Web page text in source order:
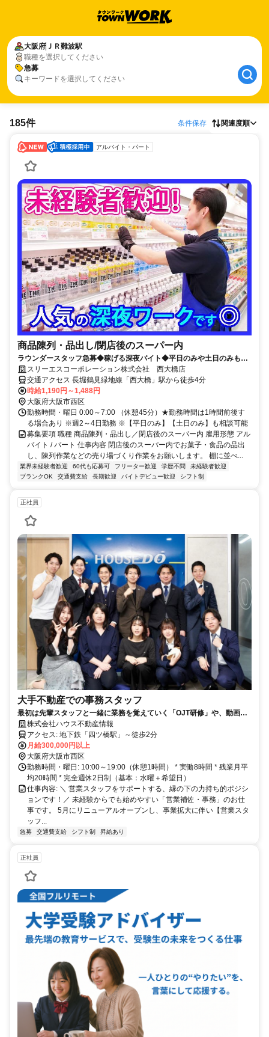
大阪府 ＪＲ難波駅
職種を選択してください
急募
キーワードを選択してください
185件 条件保存 関連度順
アルバイト・パート
商品陳列・品出し/閉店後のスーパー内
ラウンダースタッフ急募◆稼げる深夜バイト◆平日のみや土日のみも相
談可能なので働きやすさ抜群です◆
スリーエスコーポレーション株式会社 西大橋店
交通アクセス 長堀鶴見緑地線「西大橋」駅から徒歩4分
時給1,190円～1,488円
大阪府大阪市西区
勤務時間・曜日 0:00～7:00 （休憩45分）★勤務時間は1時間前後す
る場合あり ※週2～4日勤務 ※【平日のみ】【土日のみ】も相談可能
募集要項 職種 商品陳列・品出し／閉店後のスーパー内 雇用形態 アル
バイト / パート 仕事内容 閉店後のスーパー内でお菓子・食品の品出
し、陳列作業などの売り場づくり作業をお願いします。 棚に並べ...
業界未経験者歓迎 60代も応募可 フリーター歓迎 学歴不問
未経験者歓迎
ブランクOK
交通費支給 長期歓迎 バイトデビュー歓迎 シフト制
正社員
大手不動産での事務スタッフ
最初は先輩スタッフと一緒に業務を覚えていく「OJT研修」や、動画マ
ニュアルも完備。PC入力に自信がない方も、簡単な操作からスタートで
きるのでご安心ください。
株式会社ハウス不動産情報
アクセス: 地下鉄「四ツ橋駅」～徒歩2分
月給300,000円以上
大阪府大阪市西区
勤務時間・曜日: 10:00～19:00（休憩1時間） * 実働8時間 * 残業月平
均20時間 * 完全週休2日制（基本：水曜＋希望日）
仕事内容: ＼ 営業スタッフをサポートする、縁の下の力持ち的ポジシ
ョンです！／ 未経験からでも始めやすい「営業補佐・事務」のお仕
事です。 5月にリニューアルオープンし、事業拡大に伴い【営業スタ
ッフ...
急募 交通費支給 シフト制 昇給あり
正社員